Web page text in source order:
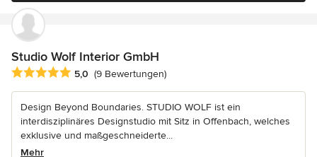
Studio Wolf Interior GmbH
Durchschnittliche Bewertung: 5 von 5 Sternen
5,0 (9 Bewertungen)
Design Beyond Boundaries. STUDIO WOLF ist ein
interdisziplinäres Designstudio mit Sitz in Offenbach, welches
exklusive und maßgeschneiderte...
Mehr